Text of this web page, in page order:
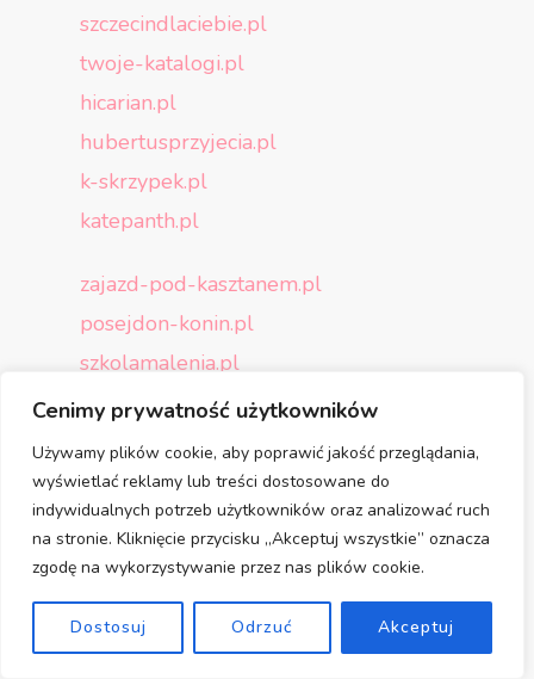
Cenimy prywatność użytkowników
Używamy plików cookie, aby poprawić jakość przeglądania,
wyświetlać reklamy lub treści dostosowane do
indywidualnych potrzeb użytkowników oraz analizować ruch
na stronie. Kliknięcie przycisku „Akceptuj wszystkie” oznacza
zgodę na wykorzystywanie przez nas plików cookie.
Dostosuj Odrzuć Akceptuj
szczecindlaciebie.pl
twoje-katalogi.pl
hicarian.pl
hubertusprzyjecia.pl
k-skrzypek.pl
katepanth.pl
zajazd-pod-kasztanem.pl
posejdon-konin.pl
szkolamalenia.pl
lombardzeus.pl
meskastronarzeczywistosci.pl
wiatrakiniewojerzycach.pl
domkidrewnianekaszuby.pl
luiks.pl
abt24.pl
zajazdorion.pl